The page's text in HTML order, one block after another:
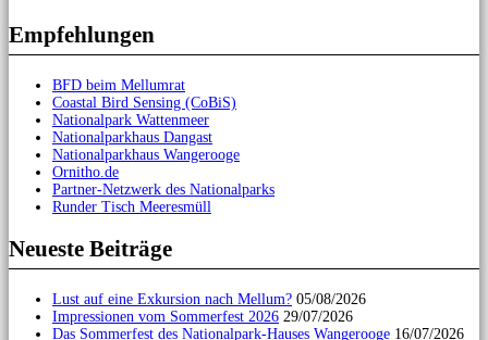
Empfehlungen
BFD beim Mellumrat
Coastal Bird Sensing (CoBiS)
Nationalpark Wattenmeer
Nationalparkhaus Dangast
Nationalparkhaus Wangerooge
Ornitho.de
Partner-Netzwerk des Nationalparks
Runder Tisch Meeresmüll
Neueste Beiträge
Lust auf eine Exkursion nach Mellum? 05/08/2026
Impressionen vom Sommerfest 2026 29/07/2026
Das Sommerfest des Nationalpark-Hauses Wangerooge 16/07/2026